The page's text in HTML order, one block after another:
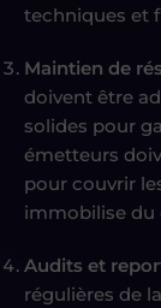
techniques et
Maintien de
doivent être
solides pour
émetteurs
pour couvrir
immobilise du
Audits et
régulières de